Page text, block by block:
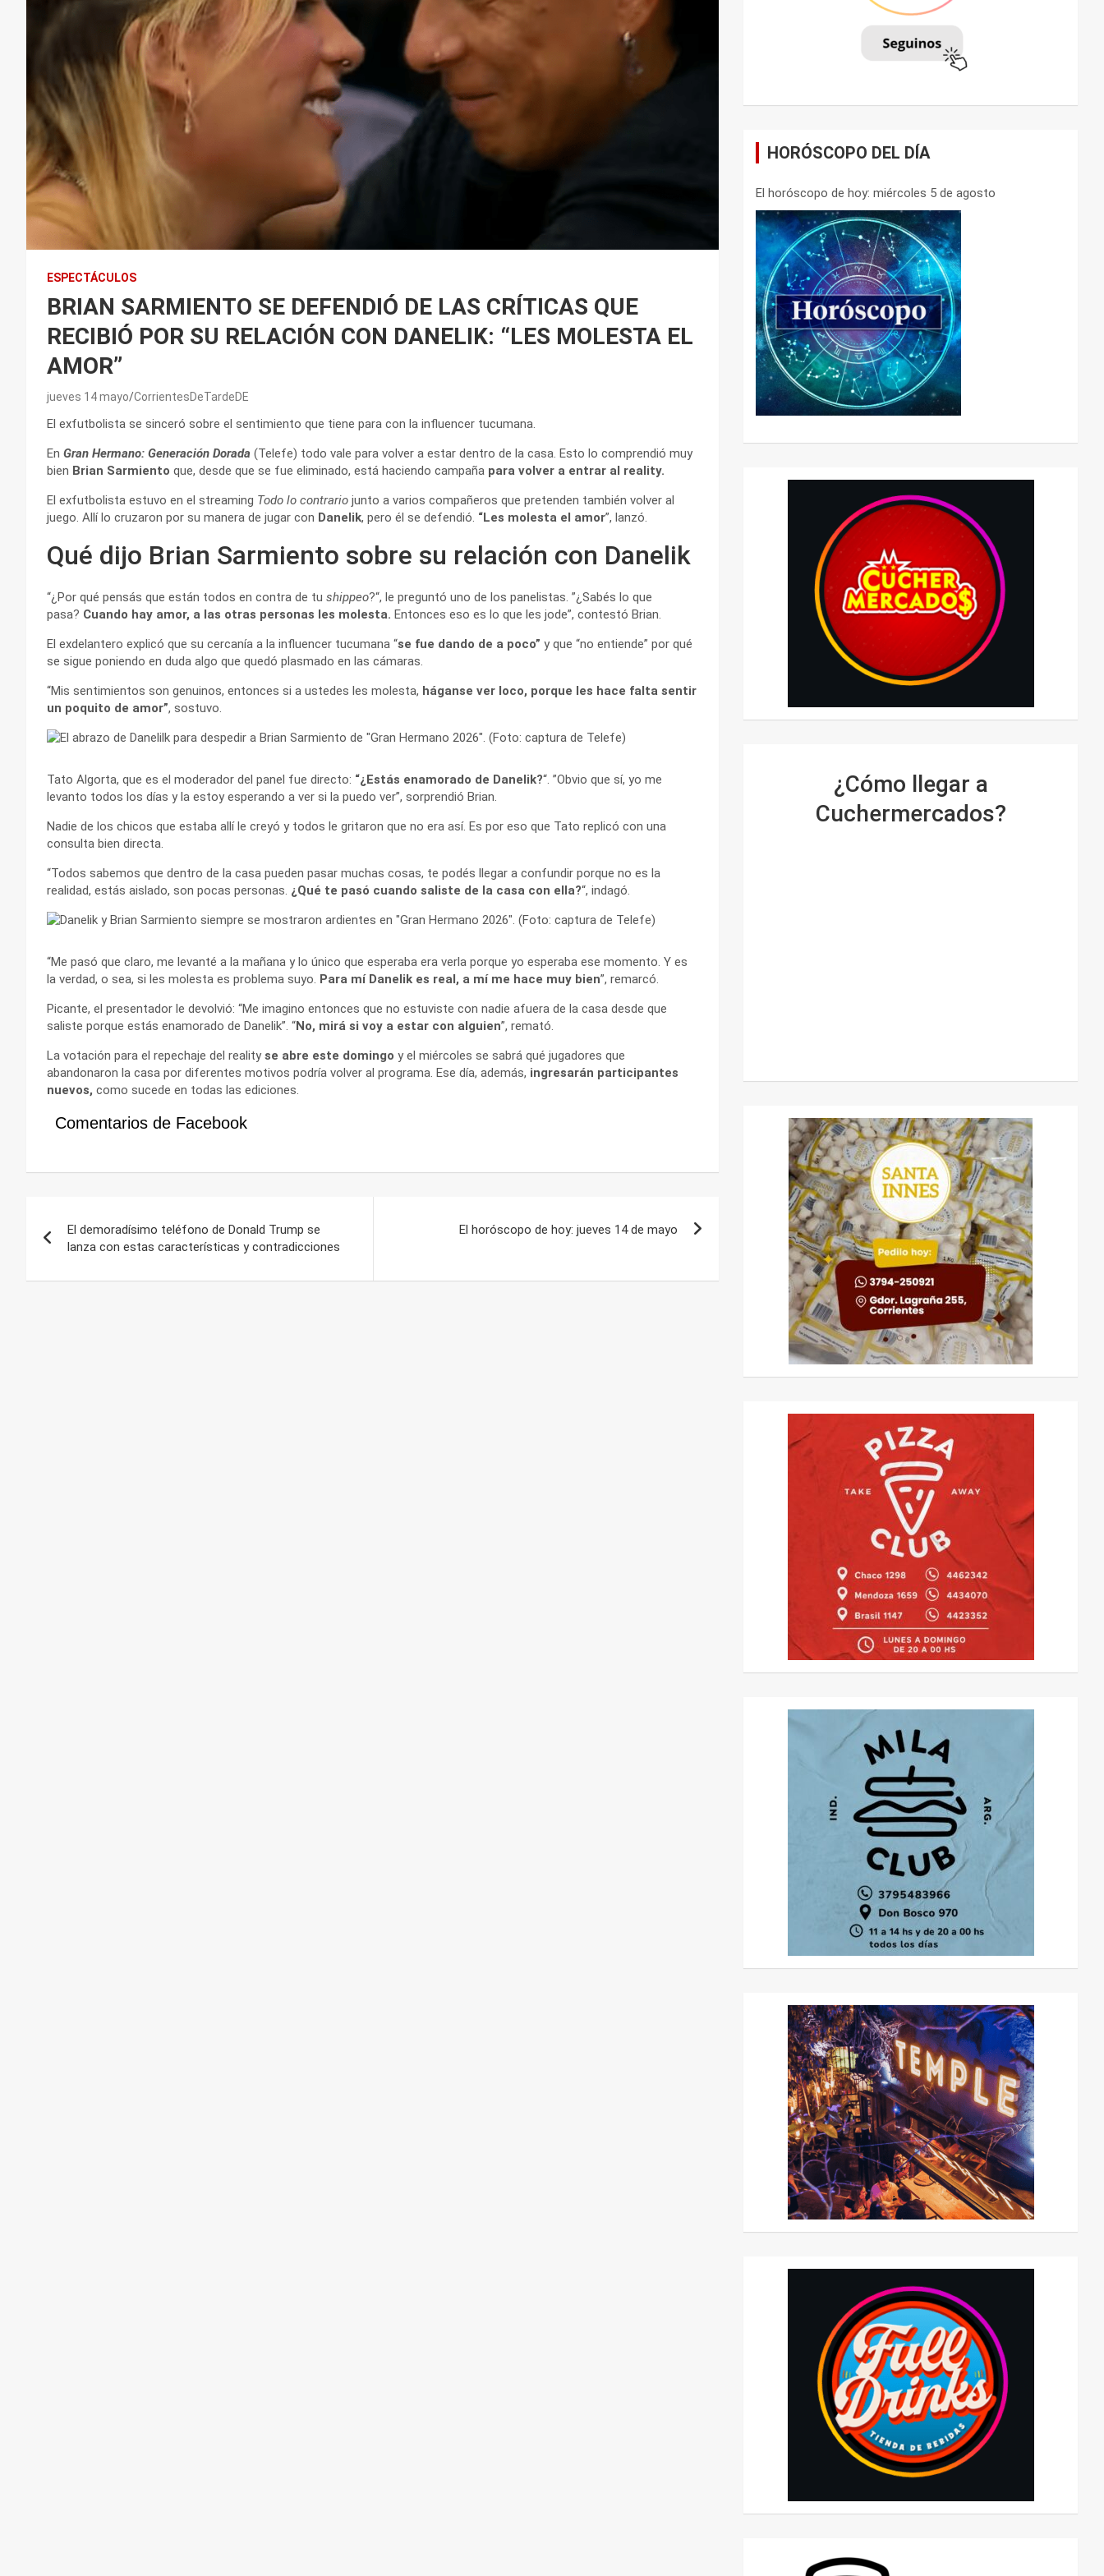
ESPECTÁCULOS
BRIAN SARMIENTO SE DEFENDIÓ DE LAS CRÍTICAS QUE
RECIBIÓ POR SU RELACIÓN CON DANELIK: “LES MOLESTA EL
AMOR”
jueves 14 mayo CorrientesDeTardeDE
El exfutbolista se sinceró sobre el sentimiento que tiene para con la influencer tucumana.
En Gran Hermano: Generación Dorada (Telefe) todo vale para volver a estar dentro de la casa. Esto lo comprendió muy
bien Brian Sarmiento que, desde que se fue eliminado, está haciendo campaña para volver a entrar al reality.
El exfutbolista estuvo en el streaming Todo lo contrario junto a varios compañeros que pretenden también volver al
juego. Allí lo cruzaron por su manera de jugar con Danelik, pero él se defendió. “Les molesta el amor”, lanzó.
Qué dijo Brian Sarmiento sobre su relación con Danelik
“¿Por qué pensás que están todos en contra de tu shippeo?“, le preguntó uno de los panelistas. ”¿Sabés lo que
pasa? Cuando hay amor, a las otras personas les molesta. Entonces eso es lo que les jode”, contestó Brian.
El exdelantero explicó que su cercanía a la influencer tucumana “se fue dando de a poco” y que “no entiende” por qué
se sigue poniendo en duda algo que quedó plasmado en las cámaras.
“Mis sentimientos son genuinos, entonces si a ustedes les molesta, háganse ver loco, porque les hace falta sentir
un poquito de amor”, sostuvo.
Tato Algorta, que es el moderador del panel fue directo: “¿Estás enamorado de Danelik?“. ”Obvio que sí, yo me
levanto todos los días y la estoy esperando a ver si la puedo ver”, sorprendió Brian.
Nadie de los chicos que estaba allí le creyó y todos le gritaron que no era así. Es por eso que Tato replicó con una
consulta bien directa.
“Todos sabemos que dentro de la casa pueden pasar muchas cosas, te podés llegar a confundir porque no es la
realidad, estás aislado, son pocas personas. ¿Qué te pasó cuando saliste de la casa con ella?“, indagó.
“Me pasó que claro, me levanté a la mañana y lo único que esperaba era verla porque yo esperaba ese momento. Y es
la verdad, o sea, si les molesta es problema suyo. Para mí Danelik es real, a mí me hace muy bien”, remarcó.
Picante, el presentador le devolvió: “Me imagino entonces que no estuviste con nadie afuera de la casa desde que
saliste porque estás enamorado de Danelik”. “No, mirá si voy a estar con alguien”, remató.
La votación para el repechaje del realityse abre este domingo y el miércoles se sabrá qué jugadores que
abandonaron la casa por diferentes motivos podría volver al programa. Ese día, además, ingresarán participantes
nuevos, como sucede en todas las ediciones.
Comentarios de Facebook
de
entradas
El demoradísimo teléfono de Donald Trump se
lanza con estas características y contradicciones
El horóscopo de hoy: jueves 14 de mayo
HORÓSCOPO DEL DÍA
El horóscopo de hoy: miércoles 5 de agosto
¿Cómo llegar a
Cuchermercados?